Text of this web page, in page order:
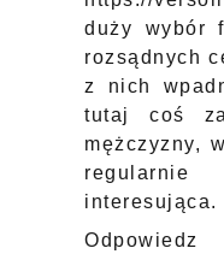
duży wybór
rozsądnych
z nich
tutaj coś
mężczyzny,
interesująca.
Odpowiedz